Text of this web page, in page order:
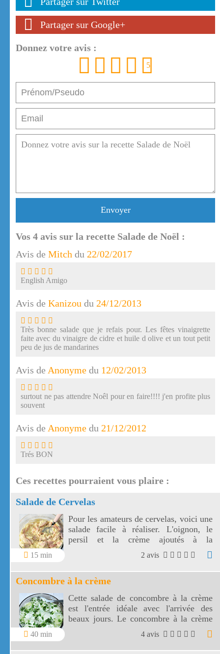
Partager sur Google+
Donnez votre avis :
5
Envoyer
Vos 4 avis sur la recette Salade de Noël :
Avis de Mitch du 22/02/2017
English Amigo
Avis de Kanizou du 24/12/2013
Très bonne salade que je refais pour. Les fêtes vinaigrette
faite avec du vinaigre de cidre et huile d olive et un tout petit
peu de jus de mandarines
Avis de Anonyme du 12/02/2013
surtout ne pas attendre Noêl pour en faire!!!! j'en profite plus
souvent
Avis de Anonyme du 21/12/2012
Trés BON
Ces recettes pourraient vous plaire :
Salade de Cervelas
15 min
Pour les amateurs de cervelas, voici une
salade facile à réaliser. L'oignon, le
persil et la crème ajoutés à la
mayonnaise donnent une saveur très
agréable à cette salade de cervelas.
2 avis
Concombre à la crème
40 min
Cette salade de concombre à la crème
est l'entrée idéale avec l'arrivée des
beaux jours. Le concombre à la crème
est excellent et surtout très
4 avis